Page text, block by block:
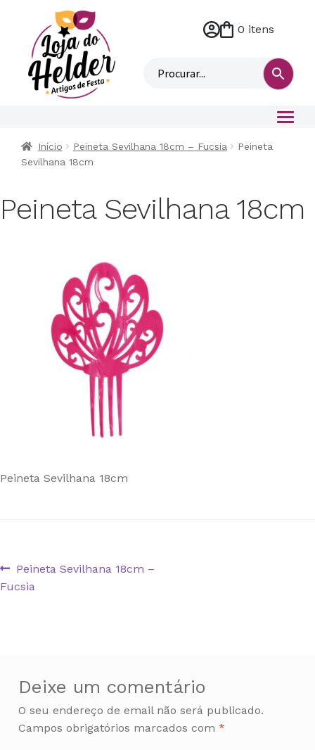
M
n
0 itens
Início Peineta Sevilhana 18cm – Fucsia
Peineta
Sevilhana 18cm
Peineta Sevilhana 18cm
Peineta Sevilhana 18cm
Navegação
Artigo
anterior:
Peineta Sevilhana 18cm –
Fucsia
Deixe um comentário
O seu endereço de email não será publicado.
Campos obrigatórios marcados com *